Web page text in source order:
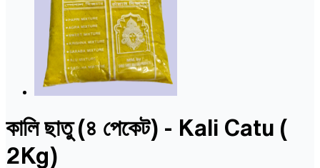
কালি ছাতু (৪ পেকেট) - Kali Catu (
2Kg)